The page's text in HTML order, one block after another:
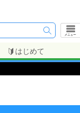
メニュー
はじめて